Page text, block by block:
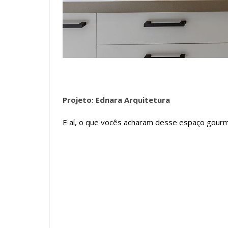
Projeto: Ednara Arquitetura
E aí, o que vocês acharam desse espaço